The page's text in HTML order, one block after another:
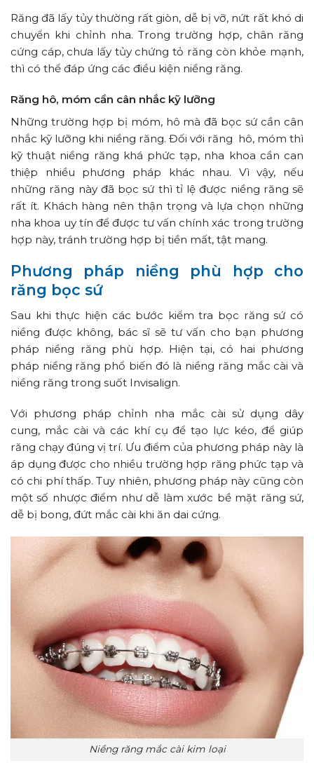
Răng đã lấy tủy thường rất giòn, dễ bị vỡ, nứt rất khó di
chuyển khi chỉnh nha. Trong trường hợp, chân răng
cứng cáp, chưa lấy tủy chứng tỏ răng còn khỏe mạnh,
thì có thể đáp ứng các điều kiện niềng răng.
Răng hô, móm cần cân nhắc kỹ lưỡng
Những trường hợp bị móm, hô mà đã bọc sứ cần cân
nhắc kỹ lưỡng khi niềng răng. Đối với răng hô, móm thì
kỹ thuật niềng răng khá phức tạp, nha khoa cần can
thiệp nhiều phương pháp khác nhau. Vì vậy, nếu
những răng này đã bọc sứ thì tỉ lệ được niềng răng sẽ
rất ít. Khách hàng nên thận trọng và lựa chọn những
nha khoa uy tín để được tư vấn chính xác trong trường
hợp này, tránh trường hợp bị tiền mất, tật mang.
Phương pháp niềng phù hợp cho
răng bọc sứ
Sau khi thực hiện các bước kiểm tra bọc răng sứ có
niềng được không, bác sĩ sẽ tư vấn cho bạn phương
pháp niềng răng phù hợp. Hiện tại, có hai phương
pháp niềng răng phổ biến đó là niềng răng mắc cài và
niềng răng trong suốt Invisalign.
Với phương pháp chỉnh nha mắc cài sử dụng dây
cung, mắc cài và các khí cụ để tạo lực kéo, để giúp
răng chạy đúng vị trí. Ưu điểm của phương pháp này là
áp dụng được cho nhiều trường hợp răng phức tạp và
có chi phí thấp. Tuy nhiên, phương pháp này cũng còn
một số nhược điểm như dễ làm xước bề mặt răng sứ,
dễ bị bong, đứt mắc cài khi ăn dai cứng.
Niềng răng mắc cài kim loại